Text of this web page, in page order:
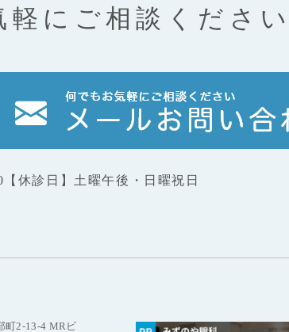
軽にご相談ください
【休診日】土曜午後・日曜祝日
町2-13-4 MRビ